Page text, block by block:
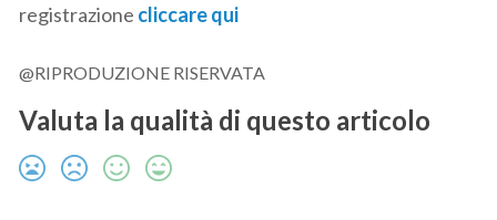
registrazione cliccare qui
@RIPRODUZIONE RISERVATA
Valuta la qualità di questo articolo